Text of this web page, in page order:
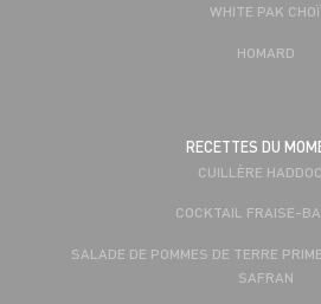
WHITE PAK CHOÏ
HOMARD
RECETTES DU
CUILLÈRE
COCKTAIL FRAISE-
SALADE DE POMMES DE TERRE
SAFRAN